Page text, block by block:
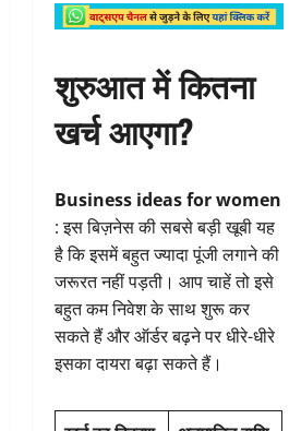
शुरुआत में कितना
खर्च आएगा?
Business ideas for women
: इस बिज़नेस की सबसे बड़ी खूबी यह
है कि इसमें बहुत ज्यादा पूंजी लगाने की
जरूरत नहीं पड़ती। आप चाहें तो इसे
बहुत कम निवेश के साथ शुरू कर
सकते हैं और ऑर्डर बढ़ने पर धीरे-धीरे
इसका दायरा बढ़ा सकते हैं।